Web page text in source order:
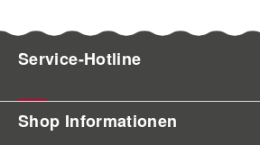
Service-Hotline
Shop Informationen